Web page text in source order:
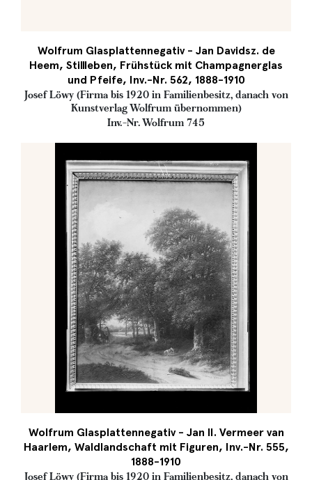
Wolfrum Glasplattennegativ - Jan Davidsz. de
Heem, Stillleben, Frühstück mit Champagnerglas
und Pfeife, Inv.-Nr. 562, 1888-1910
Josef Löwy (Firma bis 1920 in Familienbesitz, danach von
Kunstverlag Wolfrum übernommen)
Inv.-Nr. Wolfrum 745
Wolfrum Glasplattennegativ - Jan II. Vermeer van
Haarlem, Waldlandschaft mit Figuren, Inv.-Nr. 555,
1888-1910
Josef Löwy (Firma bis 1920 in Familienbesitz, danach von